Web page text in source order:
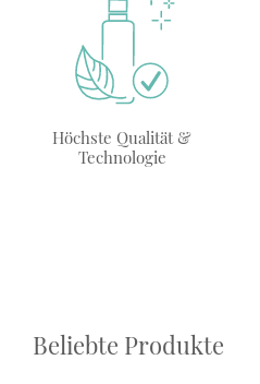
Höchste Qualität &
Technologie
Beliebte Produkte